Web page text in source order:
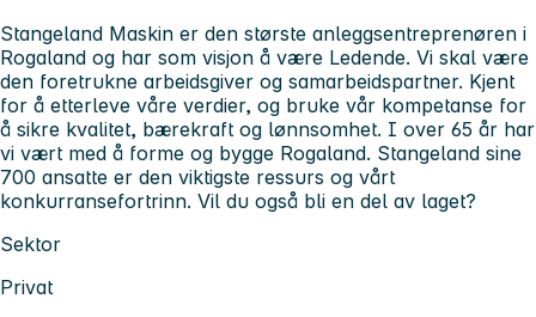
Stangeland Maskin er den største anleggsentreprenøren i
Rogaland og har som visjon å være Ledende. Vi skal være
den foretrukne arbeidsgiver og samarbeidspartner. Kjent
for å etterleve våre verdier, og bruke vår kompetanse for
å sikre kvalitet, bærekraft og lønnsomhet. I over 65 år har
vi vært med å forme og bygge Rogaland. Stangeland sine
700 ansatte er den viktigste ressurs og vårt
konkurransefortrinn. Vil du også bli en del av laget?
Sektor
Privat